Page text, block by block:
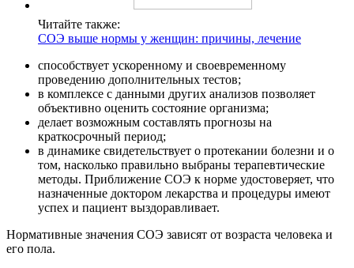
Читайте также:
СОЭ выше нормы у женщин: причины, лечение
способствует ускоренному и своевременному
проведению дополнительных тестов;
в комплексе с данными других анализов позволяет
объективно оценить состояние организма;
делает возможным составлять прогнозы на
краткосрочный период;
в динамике свидетельствует о протекании болезни и о
том, насколько правильно выбраны терапевтические
методы. Приближение СОЭ к норме удостоверяет, что
назначенные доктором лекарства и процедуры имеют
успех и пациент выздоравливает.
Нормативные значения СОЭ зависят от возраста человека и
его пола.